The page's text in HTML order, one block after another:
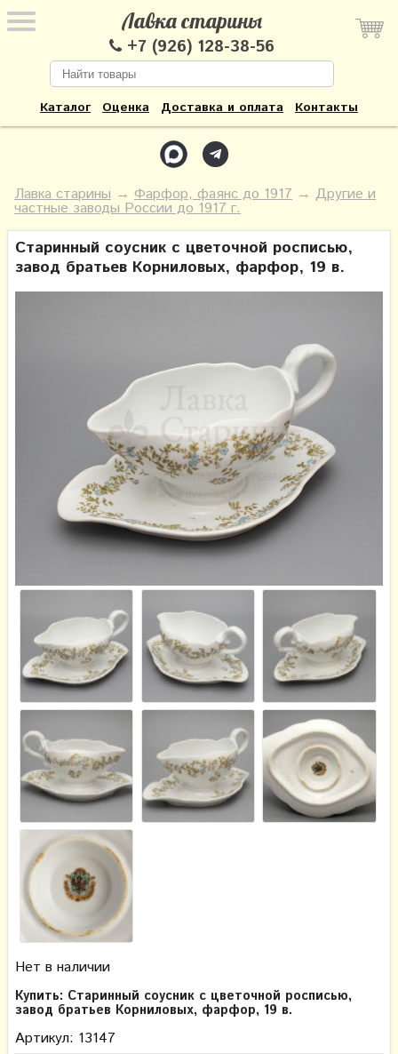
Лавка старины
+7 (926) 128-38-56
Каталог Оценка Доставка и оплата Контакты
Лавка старины → Фарфор, фаянс до 1917 → Другие и
частные заводы России до 1917 г.
Старинный соусник с цветочной росписью,
завод братьев Корниловых, фарфор, 19 в.
Нет в наличии
Купить: Старинный соусник с цветочной росписью,
завод братьев Корниловых, фарфор, 19 в.
Артикул: 13147